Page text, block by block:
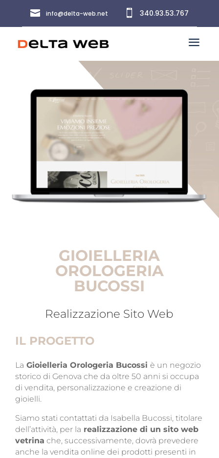
a
 info@delta-web.net  340.93.53.767
GIOIELLERIA
OROLOGERIA
BUCOSSI
Realizzazione Sito Web
IL PROGETTO
La Gioielleria Orologeria Bucossiè un negozio
storico di Genova che da oltre 50 anni si occupa
di vendita, personalizzazione e creazione di
gioielli.
Siamo stati contattati da Isabella Bucossi, titolare
dell’attività, per la realizzazione di un sito web
vetrina che, successivamente, dovrà prevedere
anche la vendita online dei prodotti presenti in